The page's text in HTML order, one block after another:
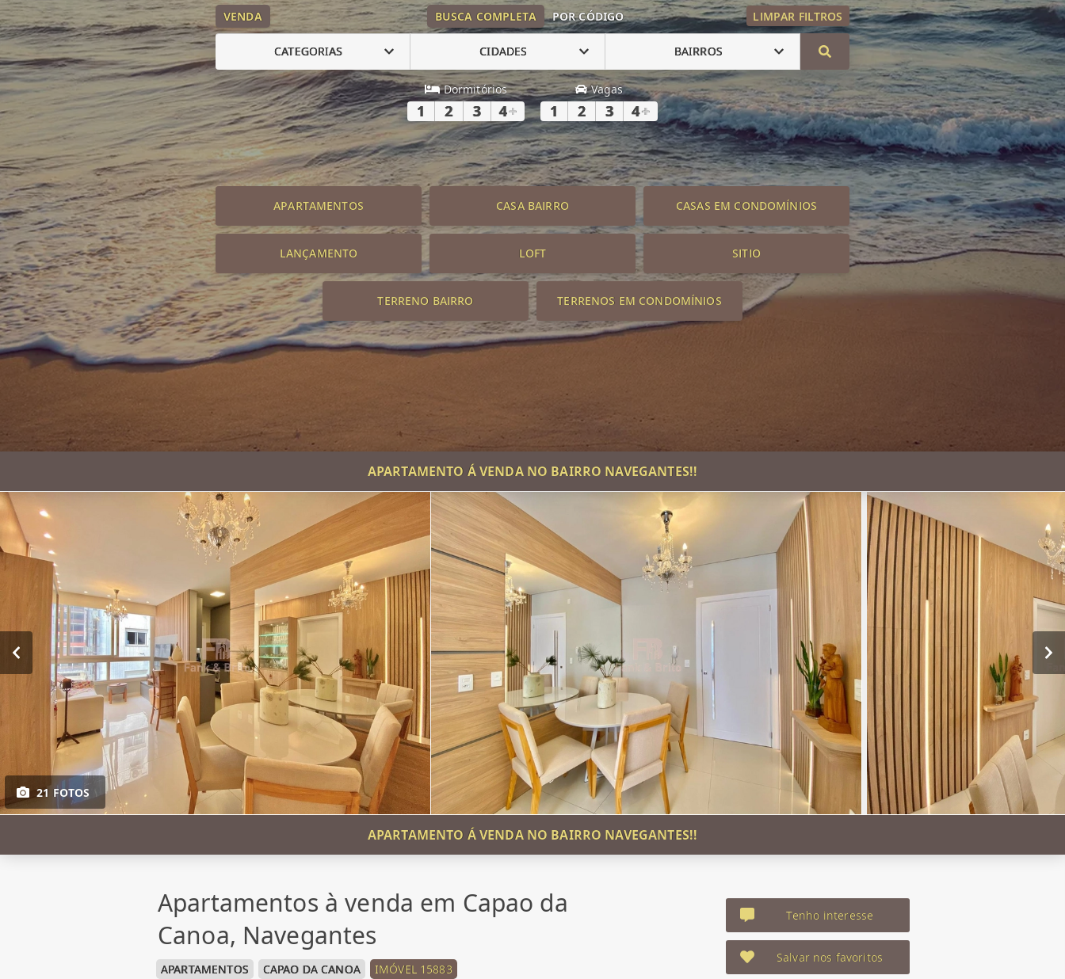
VENDA BUSCA COMPLETA POR CÓDIGO LIMPAR FILTROS
CATEGORIAS CIDADES BAIRROS
Dormitórios
1 2 3 4+
Vagas
1 2 3 4+
APARTAMENTOS CASA BAIRRO CASAS EM CONDOMÍNIOS
LANÇAMENTO LOFT SITIO
TERRENO BAIRRO TERRENOS EM CONDOMÍNIOS
APARTAMENTO Á VENDA NO BAIRRO NAVEGANTES!!
21 FOTOS
APARTAMENTO Á VENDA NO BAIRRO NAVEGANTES!!
Apartamentos à venda em Capao da
Canoa, Navegantes
APARTAMENTOS CAPAO DA CANOA IMÓVEL 15883
Tenho interesse
Salvar nos favoritos